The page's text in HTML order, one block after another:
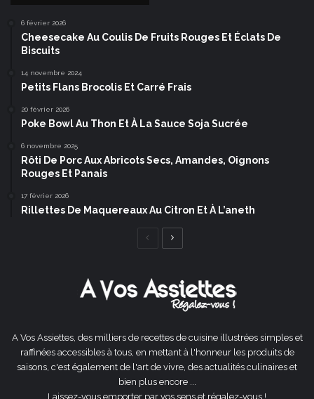
6 février 2026
Cheesecake Au Coulis De Fruits Rouges Et Éclats De
Biscuits
14 novembre 2024
Petits Flans Brocolis Et Carré Frais
20 février 2026
Poke Bowl Au Thon Et À La Sauce Soja Sucrée
6 novembre 2025
Rôti De Porc Aux Abricots Secs, Amandes, Oignons
Rouges Et Panais
17 février 2026
Rillettes De Maquereaux Au Citron Et À L’aneth
Page
A Vos Assiettes, des milliers de recettes de cuisine illustrées simples et
raffinées accessibles à tous, en mettant à l'honneur les produits de
saisons, c'est également de l'art de vivre, des actualités culinaires et
bien plus encore ...
Laissez-vous emporter par vos sens et régalez-vous !